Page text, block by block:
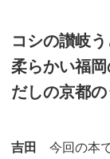
コシの讃岐
柔らかい福
だしの京都
吉田 今回の本